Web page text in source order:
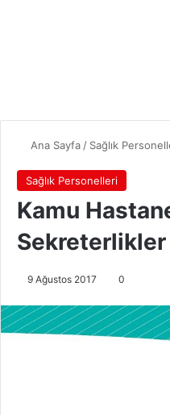
Ana Sayfa / Sağlık
Sağlık Personelleri
Kamu
Sekreterlikler
9 Ağustos 2017 0